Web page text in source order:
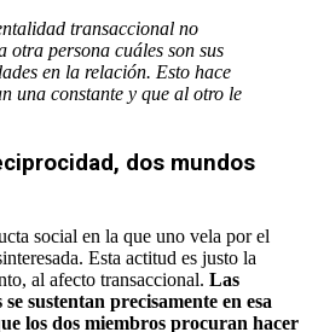
transaccional no
otra persona cuáles son sus
en la relación. Esto hace
una constante y que al otro le
dos mundos
social en la que uno vela por el
Esta actitud es justo la
al afecto transaccional. Las
sustentan precisamente en esa
los dos miembros procuran hacer